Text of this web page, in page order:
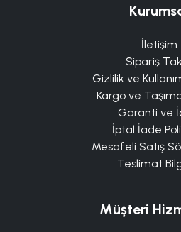
İletişim
Sipariş
Gizlilik ve
Kargo ve
Garanti ve
İptal İade
Mesafeli Satış
Teslimat
Müşteri